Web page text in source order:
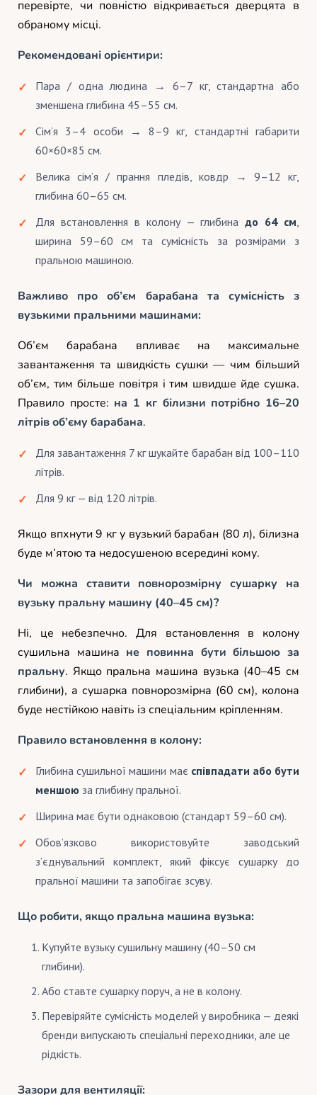
перевірте, чи повністю відкривається дверцята в
обраному місці.
Рекомендовані орієнтири:
Пара / одна людина → 6–7 кг, стандартна або
зменшена глибина 45–55 см.
Сім’я 3–4 особи → 8–9 кг, стандартні габарити
60×60×85 см.
Велика сім’я / прання пледів, ковдр → 9–12 кг,
глибина 60–65 см.
Для встановлення в колону — глибинадо 64 см
ширина 59–60 см та сумісність за розмірами з
пральною машиною.
Важливо про об’єм барабана та сумісність з
вузькими пральними машинами:
Об’єм барабана впливає на максимальне
завантаження та швидкість сушки — чим більший
об’єм, тим більше повітря і тим швидше йде сушка.
Правило просте: на 1 кг білизни потрібно 16–20
літрів об’єму барабана.
Для завантаження 7 кг шукайте барабан від 100–110
літрів.
Для 9 кг — від 120 літрів.
Якщо впхнути 9 кг у вузький барабан (80 л), білизна
буде м’ятою та недосушеною всередині кому.
Чи можна ставити повнорозмірну сушарку на
вузьку пральну машину (40–45 см)?
Ні, це небезпечно. Для встановлення в колону
сушильна машина не повинна бути більшою за
пральну. Якщо пральна машина вузька (40–45 см
глибини), а сушарка повнорозмірна (60 см), колона
буде нестійкою навіть із спеціальним кріпленням.
Правило встановлення в колону:
Глибина сушильної машини має співпадати або бути
меншою за глибину пральної.
Ширина має бути однаковою (стандарт 59–60 см).
Обов’язково використовуйте заводський
з’єднувальний комплект, який фіксує сушарку до
пральної машини та запобігає зсуву.
Що робити, якщо пральна машина вузька:
Купуйте вузьку сушильну машину (40–50 см
глибини).
Або ставте сушарку поруч, а не в колону.
Перевіряйте сумісність моделей у виробника — деякі
бренди випускають спеціальні переходники, але це
рідкість.
Зазори для вентиляції: